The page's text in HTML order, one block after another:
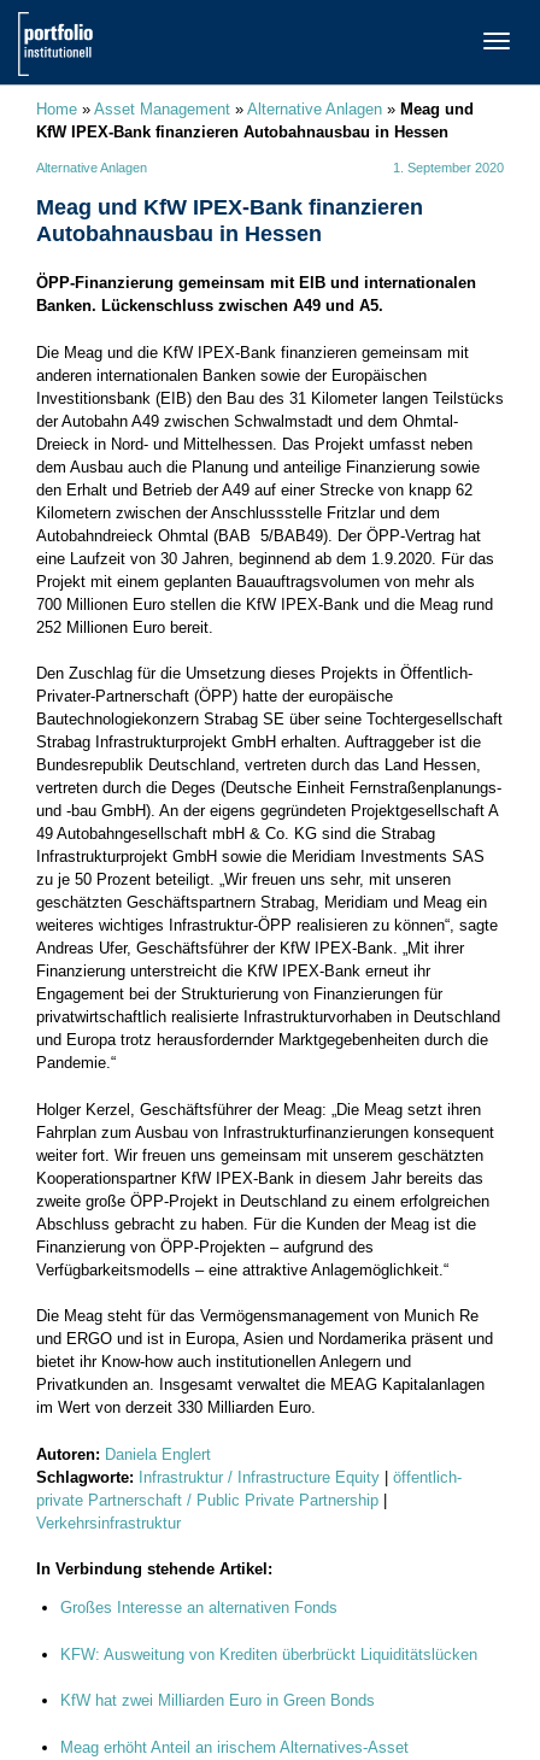
Home » Asset Management » Alternative Anlagen » Meag und
KfW IPEX-Bank finanzieren Autobahnausbau in Hessen
Alternative Anlagen 1. September 2020
Meag und KfW IPEX-Bank finanzieren
Autobahnausbau in Hessen
ÖPP-Finanzierung gemeinsam mit EIB und internationalen
Banken. Lückenschluss zwischen A49 und A5.
Die Meag und die KfW IPEX-Bank finanzieren gemeinsam mit
anderen internationalen Banken sowie der Europäischen
Investitionsbank (EIB) den Bau des 31 Kilometer langen Teilstücks
der Autobahn A49 zwischen Schwalmstadt und dem Ohmtal-
Dreieck in Nord- und Mittelhessen. Das Projekt umfasst neben
dem Ausbau auch die Planung und anteilige Finanzierung sowie
den Erhalt und Betrieb der A49 auf einer Strecke von knapp 62
Kilometern zwischen der Anschlussstelle Fritzlar und dem
Autobahndreieck Ohmtal (BAB 5/BAB49). Der ÖPP-Vertrag hat
eine Laufzeit von 30 Jahren, beginnend ab dem 1.9.2020. Für das
Projekt mit einem geplanten Bauauftragsvolumen von mehr als
700 Millionen Euro stellen die KfW IPEX-Bank und die Meag rund
252 Millionen Euro bereit.
Den Zuschlag für die Umsetzung dieses Projekts in Öffentlich-
Privater-Partnerschaft (ÖPP) hatte der europäische
Bautechnologiekonzern Strabag SE über seine Tochtergesellschaft
Strabag Infrastrukturprojekt GmbH erhalten. Auftraggeber ist die
Bundesrepublik Deutschland, vertreten durch das Land Hessen,
vertreten durch die Deges (Deutsche Einheit Fernstraßenplanungs-
und -bau GmbH). An der eigens gegründeten Projektgesellschaft A
49 Autobahngesellschaft mbH & Co. KG sind die Strabag
Infrastrukturprojekt GmbH sowie die Meridiam Investments SAS
zu je 50 Prozent beteiligt. „Wir freuen uns sehr, mit unseren
geschätzten Geschäftspartnern Strabag, Meridiam und Meag ein
weiteres wichtiges Infrastruktur-ÖPP realisieren zu können“, sagte
Andreas Ufer, Geschäftsführer der KfW IPEX-Bank. „Mit ihrer
Finanzierung unterstreicht die KfW IPEX-Bank erneut ihr
Engagement bei der Strukturierung von Finanzierungen für
privatwirtschaftlich realisierte Infrastrukturvorhaben in Deutschland
und Europa trotz herausfordernder Marktgegebenheiten durch die
Pandemie.“
Holger Kerzel, Geschäftsführer der Meag: „Die Meag setzt ihren
Fahrplan zum Ausbau von Infrastrukturfinanzierungen konsequent
weiter fort. Wir freuen uns gemeinsam mit unserem geschätzten
Kooperationspartner KfW IPEX-Bank in diesem Jahr bereits das
zweite große ÖPP-Projekt in Deutschland zu einem erfolgreichen
Abschluss gebracht zu haben. Für die Kunden der Meag ist die
Finanzierung von ÖPP-Projekten – aufgrund des
Verfügbarkeitsmodells – eine attraktive Anlagemöglichkeit.“
Die Meag steht für das Vermögensmanagement von Munich Re
und ERGO und ist in Europa, Asien und Nordamerika präsent und
bietet ihr Know-how auch institutionellen Anlegern und
Privatkunden an. Insgesamt verwaltet die MEAG Kapitalanlagen
im Wert von derzeit 330 Milliarden Euro.
Autoren: Daniela Englert
Schlagworte: Infrastruktur / Infrastructure Equity | öffentlich-
private Partnerschaft / Public Private Partnership |
Verkehrsinfrastruktur
In Verbindung stehende Artikel:
Großes Interesse an alternativen Fonds
KFW: Ausweitung von Krediten überbrückt Liquiditätslücken
KfW hat zwei Milliarden Euro in Green Bonds
Meag erhöht Anteil an irischem Alternatives-Asset